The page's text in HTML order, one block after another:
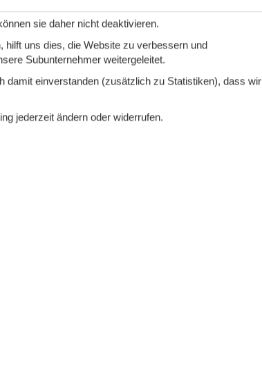
und
mit
7 Übernachtungen
AbEUR1.325,-
Mehr infos
sie daher nicht deaktivieren.
uns dies, die Website zu verbessern und
Subunternehmer weitergeleitet.
damit einverstanden (zusätzlich zu Statistiken), dass wir
jederzeit ändern oder widerrufen.